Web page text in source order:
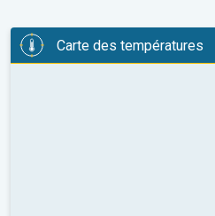
Carte des températures